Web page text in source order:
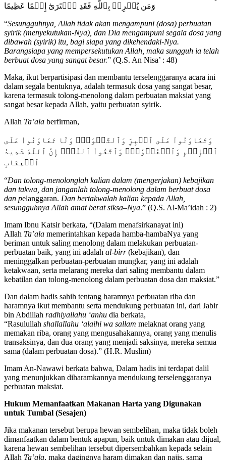
وَمَن يُشۡرِكۡ بِٱللَّهِ فَقَدِ ٱفۡتَرَىٰٓ إِثۡمًا عَظِيمًا
“Sesungguhnya, Allah tidak akan mengampuni (dosa) perbuatan
syirik (menyekutukan-Nya), dan Dia mengampuni segala dosa yang
dibawah (syirik) itu, bagi siapa yang dikehendaki-Nya.
Barangsiapa yang mempersekutukan Allah, maka sungguh ia telah
berbuat dosa yang sangat besar.” (Q.S. An Nisa’ : 48)
Maka, ikut berpartisipasi dan membantu terselenggaranya acara ini
dalam segala bentuknya, adalah termasuk dosa yang sangat besar,
karena termasuk tolong-menolong dalam perbuatan maksiat yang
sangat besar kepada Allah, yaitu perbuatan syirik.
Allah Ta’ala berfirman,
وَتَعَاوَنُواْ عَلَى ٱلۡبِرِّ وَٱلتَّقۡوَىٰۖ وَلَا تَعَاوَنُواْ عَلَى
ٱلۡإِثۡمِ وَٱلۡعُدۡوَٰنِۚ وَٱتَّقُواْ ٱللَّهَۖ إِنَّ ٱللَّهَ شَدِيدُ
“Dan tolong-menolonglah kalian dalam (mengerjakan) kebajikan
dan takwa, dan janganlah tolong-menolong dalam berbuat dosa
dan pelanggaran. Dan bertakwalah kalian kepada Allah,
sesungguhnya Allah amat berat siksa–Nya.” (Q.S. Al-Ma’idah : 2)
Imam Ibnu Katsir berkata, “(Dalam menafsirkanayat ini)
Allah Ta’ala memerintahkan kepada hamba-hambaNya yang
beriman untuk saling menolong dalam melakukan perbuatan-
perbuatan baik, yang ini adalah al-birr(kebajikan), dan
meninggalkan perbuatan-perbuatan mungkar, yang ini adalah
ketakwaan, serta melarang mereka dari saling membantu dalam
kebatilan dan tolong-menolong dalam perbuatan dosa dan maksiat.”
Dan dalam hadis sahih tentang haramnya perbuatan riba dan
haramnya ikut membantu serta mendukung perbuatan ini, dari Jabir
bin Abdillah radhiyallahu ‘anhu dia berkata,
“Rasulullah shallallahu ‘alaihi wa sallam melaknat orang yang
memakan riba, orang yang mengusahakannya, orang yang menulis
transaksinya, dan dua orang yang menjadi saksinya, mereka semua
sama (dalam perbuatan dosa).” (H.R. Muslim)
Imam An-Nawawi berkata bahwa, Dalam hadis ini terdapat dalil
yang menunjukkan diharamkannya mendukung terselenggaranya
perbuatan maksiat.
Hukum Memanfaatkan Makanan Harta yang Digunakan
untuk Tumbal (Sesajen)
Jika makanan tersebut berupa hewan sembelihan, maka tidak boleh
dimanfaatkan dalam bentuk apapun, baik untuk dimakan atau dijual,
karena hewan sembelihan tersebut dipersembahkan kepada selain
Allah Ta’ala, maka dagingnya haram dimakan dan najis, sama